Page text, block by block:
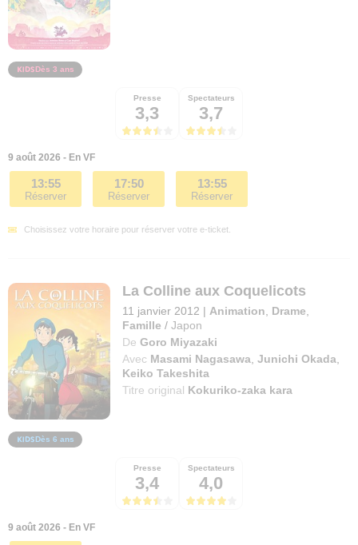
Dès 3 ans
Presse
3,3
Spectateurs
3,7
9 août 2026 - En VF
13:55
Réserver
17:50
Réserver
13:55
Réserver
Choisissez votre horaire pour réserver votre e-ticket.
La Colline aux Coquelicots
11 janvier 2012 | Animation Drame
Famille / Japon
De Goro Miyazaki
Avec Masami Nagasawa ,Junichi Okada
Keiko Takeshita
Titre original Kokuriko-zaka kara
Dès 6 ans
Presse
3,4
Spectateurs
4,0
9 août 2026 - En VF